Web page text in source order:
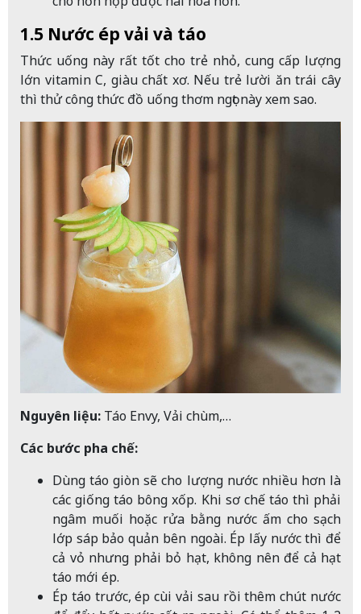
1.5 Nước ép vải và táo
Thức uống này rất tốt cho trẻ nhỏ, cung cấp lượng
lớn vitamin C, giàu chất xơ. Nếu trẻ lười ăn trái cây
thì thử công thức đồ uống thơm ngọt này xem sao.
Nguyên liệu: Táo Envy, Vải chùm,…
Các bước pha chế:
Dùng táo giòn sẽ cho lượng nước nhiều hơn là
các giống táo bông xốp. Khi sơ chế táo thì phải
ngâm muối hoặc rửa bằng nước ấm cho sạch
lớp sáp bảo quản bên ngoài. Ép lấy nước thì để
cả vỏ nhưng phải bỏ hạt, không nên để cả hạt
táo mới ép.
Ép táo trước, ép cùi vải sau rồi thêm chút nước